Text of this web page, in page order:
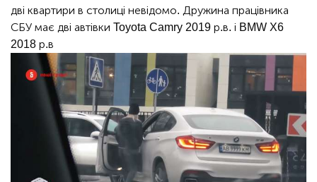
дві квартири в столиці невідомо. Дружина працівника
СБУ має дві автівки Toyota Camry 2019 р.в. і BMW X6
2018 р.в